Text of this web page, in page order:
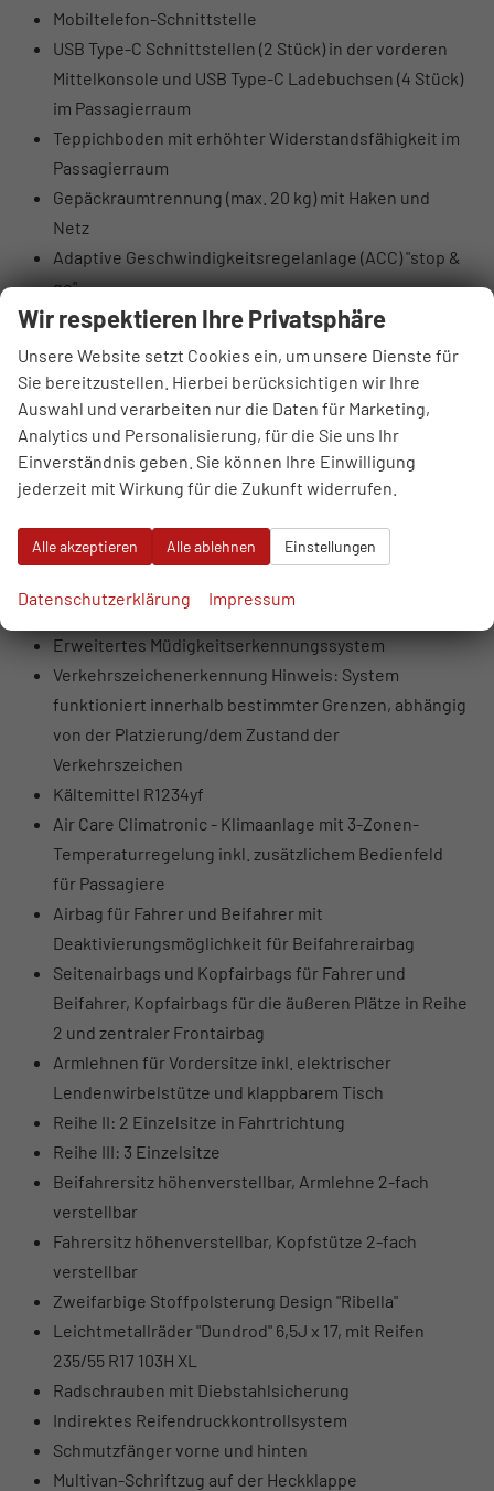
Mobiltelefon-Schnittstelle
USB Type-C Schnittstellen (2 Stück) in der vorderen
Mittelkonsole und USB Type-C Ladebuchsen (4 Stück)
im Passagierraum
Teppichboden mit erhöhter Widerstandsfähigkeit im
Passagierraum
Gepäckraumtrennung (max. 20 kg) mit Haken und
Netz
Adaptive Geschwindigkeitsregelanlage (ACC) "stop &
go"
Spurwechselassistent Side Assist inkl.
Ausparkassistent und Ausstiegswarnung
Akustische Gurtwarnung für Fahrer und Beifahrer,
einschließlich Gurtwarnung für die Rücksitze
Front Assist mit Fußgänger- und
Radfahrererkennung
Fußgängererkennung für Front Assist
Scheibenwaschanlage mit Regensensor
Spurhalteassistent Lane Assist
Park Distance Control vorne und hinten
Erweitertes Müdigkeitserkennungssystem
Verkehrszeichenerkennung Hinweis: System
funktioniert innerhalb bestimmter Grenzen, abhängig
von der Platzierung/dem Zustand der
Verkehrszeichen
Kältemittel R1234yf
Air Care Climatronic - Klimaanlage mit 3-Zonen-
Temperaturregelung inkl. zusätzlichem Bedienfeld
für Passagiere
Airbag für Fahrer und Beifahrer mit
Deaktivierungsmöglichkeit für Beifahrerairbag
Seitenairbags und Kopfairbags für Fahrer und
Beifahrer, Kopfairbags für die äußeren Plätze in Reihe
2 und zentraler Frontairbag
Armlehnen für Vordersitze inkl. elektrischer
Lendenwirbelstütze und klappbarem Tisch
Reihe II: 2 Einzelsitze in Fahrtrichtung
Reihe III: 3 Einzelsitze
Beifahrersitz höhenverstellbar, Armlehne 2-fach
verstellbar
Fahrersitz höhenverstellbar, Kopfstütze 2-fach
verstellbar
Zweifarbige Stoffpolsterung Design "Ribella"
Leichtmetallräder "Dundrod" 6,5J x 17, mit Reifen
235/55 R17 103H XL
Radschrauben mit Diebstahlsicherung
Indirektes Reifendruckkontrollsystem
Schmutzfänger vorne und hinten
Multivan-Schriftzug auf der Heckklappe
Wir respektieren Ihre Privatsphäre
Unsere Website setzt Cookies ein, um unsere Dienste für
Sie bereitzustellen. Hierbei berücksichtigen wir Ihre
Auswahl und verarbeiten nur die Daten für Marketing,
Analytics und Personalisierung, für die Sie uns Ihr
Einverständnis geben. Sie können Ihre Einwilligung
jederzeit mit Wirkung für die Zukunft widerrufen.
Alle akzeptieren Alle ablehnen Einstellungen
Datenschutzerklärung Impressum